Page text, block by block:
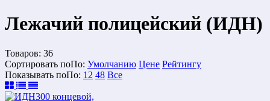
Лежачий полицейский (ИДН)
Товаров: 36
Сортировать поПо: Умолчанию Цене Рейтингу
Показывать поПо: 12 48 Все